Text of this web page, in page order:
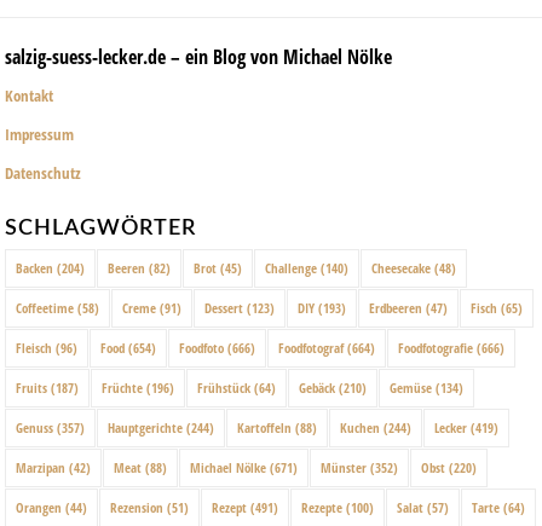
salzig-suess-lecker.de – ein Blog von Michael Nölke
Kontakt
Impressum
Datenschutz
SCHLAGWÖRTER
Backen (204) Beeren (82) Brot (45) Challenge (140) Cheesecake (48)
Coffeetime (58) Creme (91) Dessert (123) DIY (193) Erdbeeren (47) Fisch (65)
Fleisch (96) Food (654) Foodfoto (666) Foodfotograf(664) Foodfotografie (666)
Fruits (187) Früchte (196) Frühstück (64) Gebäck (210) Gemüse (134)
Genuss (357) Hauptgerichte (244) Kartoffeln (88) Kuchen (244) Lecker (419)
Marzipan (42) Meat (88) Michael Nölke (671) Münster (352) Obst (220)
Orangen (44) Rezension (51) Rezept (491) Rezepte (100) Salat (57) Tarte (64)